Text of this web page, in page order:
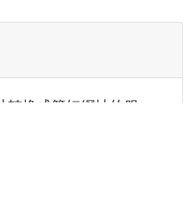
轉換成簡短網址的服